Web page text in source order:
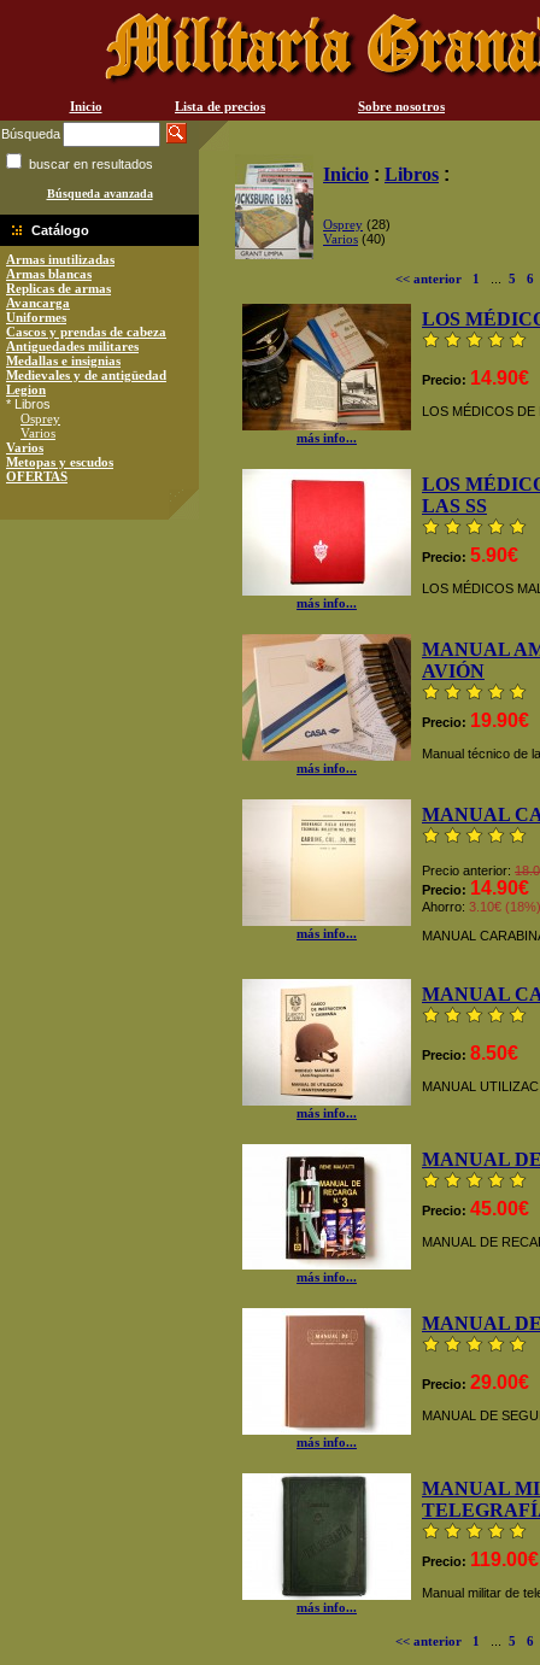
Inicio Lista de precios
Sobre nosotros
Búsqueda
buscar en resultados
Búsqueda avanzada
Catálogo
Armas inutilizadas
Armas blancas
Replicas de armas
Avancarga
Uniformes
Cascos y prendas de cabeza
Antiguedades militares
Medallas e insignias
Medievales y de antigüedad
Legion
* Libros
Osprey
Varios
Varios
Metopas y escudos
OFERTAS
Inicio : Libros :
Osprey (28)
Varios (40)
<< anterior 1 5 6
más info...
LOS
Precio: 14.90€
LOS MÉDICOS DE
más info...
LOS
LAS SS
Precio: 5.90€
LOS MÉDICOS
más info...
MANUAL
AVIÓN
Precio: 19.90€
Manual técnico de
más info...
MANUAL
Precio anterior:
Precio: 14.90€
Ahorro: 3.10€ (18%)
MANUAL
más info...
MANUAL
Precio: 8.50€
MANUAL
más info...
MANUAL
Precio: 45.00€
MANUAL DE
más info...
MANUAL
Precio: 29.00€
MANUAL DE
más info...
MANUAL
Precio: 119.00€
Manual militar de
<< anterior 1 5 6